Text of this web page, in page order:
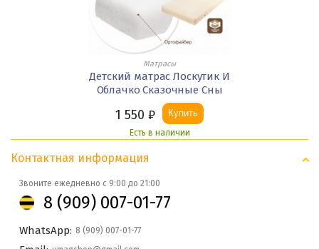
Матрасы
Детский матрас Лоскутик И
Облачко Сказочные Сны
1 550 ₽ Купить
Есть в наличии
Контактная информация
Звоните ежедневно с 9:00 до 21:00
8 (909) 007-01-77
WhatsApp: 8 (909) 007-01-77